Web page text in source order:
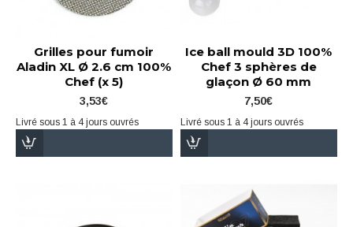
Grilles pour fumoir
Aladin XL Ø 2.6 cm 100%
Chef (x 5)
3,53€
Livré sous 1 à 4 jours ouvrés
Ice ball mould 3D 100%
Chef 3 sphères de
glaçon Ø 60 mm
7,50€
Livré sous 1 à 4 jours ouvrés